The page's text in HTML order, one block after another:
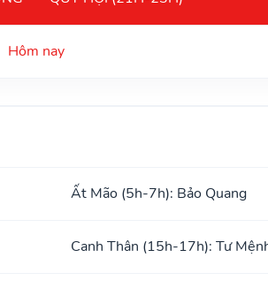
Hôm nay
Ất Mão (5h-7h): Bảo Quang
Canh Thân (15h-17h): Tư